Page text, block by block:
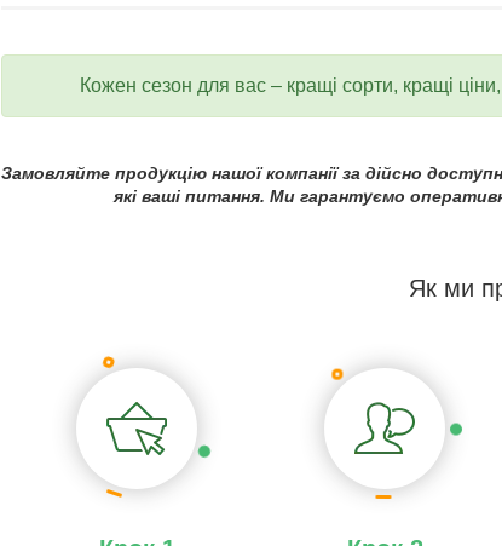
Кожен сезон для вас – кращі сорти, кращі
Замовляйте продукцію нашої компанії за дійсно
які ваші питання. Ми гарантуємо
Як ми